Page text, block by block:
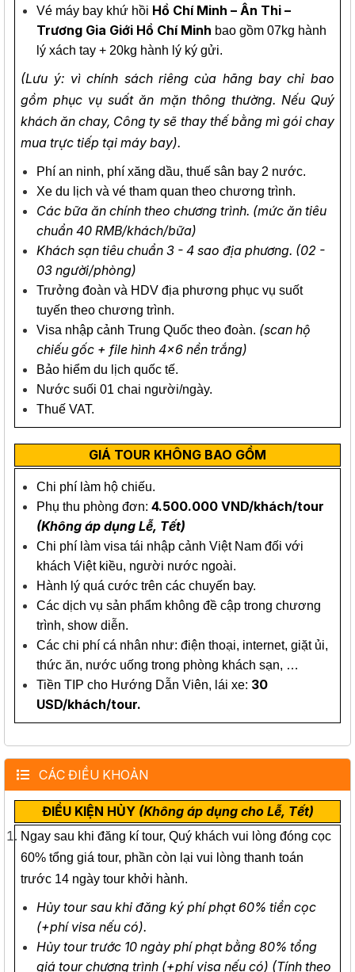
Vé máy bay khứ hồi Hồ Chí Minh – Ân Thi –
Trương Gia Giới Hồ Chí Minh bao gồm 07kg hành
lý xách tay + 20kg hành lý ký gửi.
(Lưu ý: vì chính sách riêng của hãng bay chỉ bao
gồm phục vụ suất ăn mặn thông thường. Nếu Quý
khách ăn chay, Công ty sẽ thay thế bằng mì gói chay
mua trực tiếp tại máy bay).
Phí an ninh, phí xăng dầu, thuế sân bay 2 nước.
Xe du lịch và vé tham quan theo chương trình.
Các bữa ăn chính theo chương trình. (mức ăn tiêu
chuẩn 40 RMB/khách/bữa)
Khách sạn tiêu chuẩn 3 - 4 sao địa phương. (02 -
03 người/phòng)
Trưởng đoàn và HDV địa phương phục vụ suốt
tuyến theo chương trình.
Visa nhập cảnh Trung Quốc theo đoàn. (scan hộ
chiếu gốc + file hình 4x6 nền trắng)
Bảo hiểm du lịch quốc tế.
Nước suối 01 chai người/ngày.
Thuế VAT.
GIÁ TOUR KHÔNG BAO GỒM
Chi phí làm hộ chiếu.
Phụ thu phòng đơn: 4.500.000 VND/khách/tour
(Không áp dụng Lễ, Tết)
Chi phí làm visa tái nhập cảnh Việt Nam đối với
khách Việt kiều, người nước ngoài.
Hành lý quá cước trên các chuyến bay.
Các dịch vụ sản phẩm không đề cập trong chương
trình, show diễn.
Các chi phí cá nhân như: điện thoại, internet, giặt ủi,
thức ăn, nước uống trong phòng khách sạn, …
Tiền TIP cho Hướng Dẫn Viên, lái xe: 30
USD/khách/tour.
CÁC ĐIỀU KHOẢN
ĐIỀU KIỆN HỦY (Không áp dụng cho Lễ, Tết)
Ngay sau khi đăng kí tour, Quý khách vui lòng đóng cọc
60% tổng giá tour, phần còn lại vui lòng thanh toán
trước 14 ngày tour khởi hành.
Hủy tour sau khi đăng ký phí phạt 60% tiền cọc
(+phí visa nếu có).
Hủy tour trước 10 ngày phí phạt bằng 80% tổng
giá tour chương trình (+phí visa nếu có) (Tính theo